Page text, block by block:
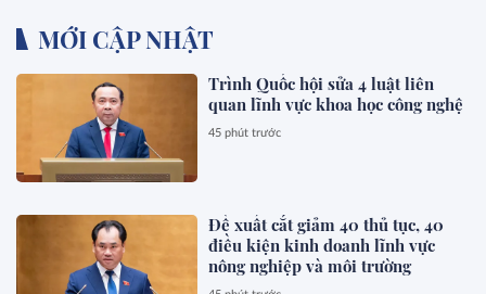
MỚI CẬP NHẬT
Trình Quốc hội sửa 4 luật liên
quan lĩnh vực khoa học công nghệ
45 phút trước
Đề xuất cắt giảm 40 thủ tục, 40
điều kiện kinh doanh lĩnh vực
nông nghiệp và môi trường